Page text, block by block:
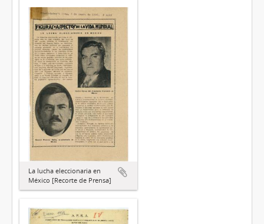
La lucha eleccionaria en
México [Recorte de Prensa]